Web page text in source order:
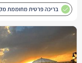
בריכה פרטית מחוממת